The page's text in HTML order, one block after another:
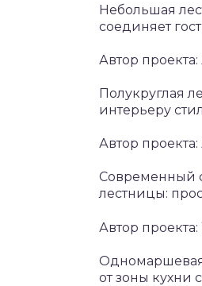
Небольшая
соединяет
Автор
Полукруглая
интерьеру
Автор
Современный
лестницы:
Автор
Одномаршевая
от зоны кухни